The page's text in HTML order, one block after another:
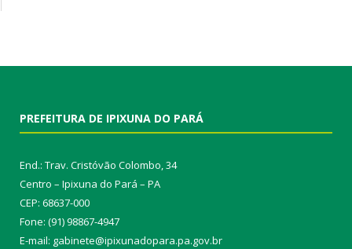
PREFEITURA DE IPIXUNA DO PARÁ
End.: Trav. Cristóvão Colombo, 34
Centro – Ipixuna do Pará – PA
CEP: 68637-000
Fone: (91) 98867-4947
E-mail: gabinete@ipixunadopara.pa.gov.br